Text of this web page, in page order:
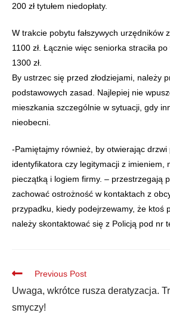
200 zł tytułem niedopłaty.
W trakcie pobytu fałszywych urzędników
1100 zł. Łącznie więc seniorka straciła
1300 zł.
By ustrzec się przed złodziejami, należy
podstawowych zasad. Najlepiej nie
mieszkania szczególnie w sytuacji, gdy
nieobecni.
-Pamiętajmy również, by otwierając
identyfikatora czy legitymacji z imieniem,
pieczątką i logiem firmy. – przestrzegają
zachować ostrożność w kontaktach z
przypadku, kiedy podejrzewamy, że ktoś
należy skontaktować się z Policją pod nr
Previous Post
Uwaga, wkrótce rusza deratyzacja.
smyczy!